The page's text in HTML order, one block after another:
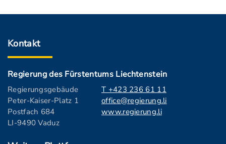
Kontakt
Regierung des Fürstentums Liechtenstein
Regierungsgebäude
Peter-Kaiser-Platz 1
Postfach 684
LI-9490 Vaduz
T +423 236 61 11
office@regierung.li
www.regierung.li